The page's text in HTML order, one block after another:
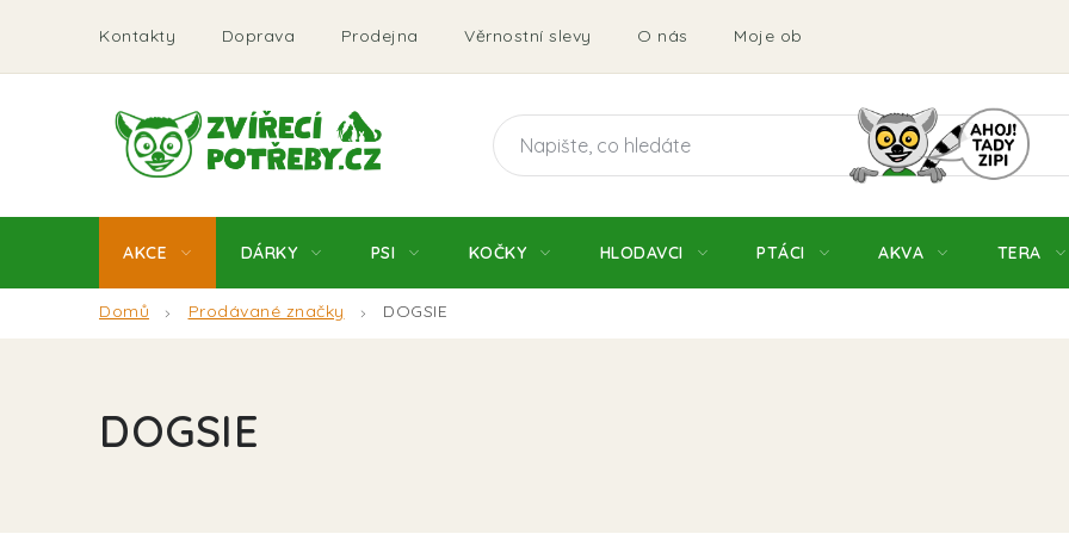
obsah
Kontakty Doprava Prodejna Věrnostní slevy O nás Moje objednávka Obchodní
AKCE DÁRKY PSI KOČKY HLODAVCI PTÁCI AKVA TERA
Domů Prodávané značky DOGSIE
DOGSIE